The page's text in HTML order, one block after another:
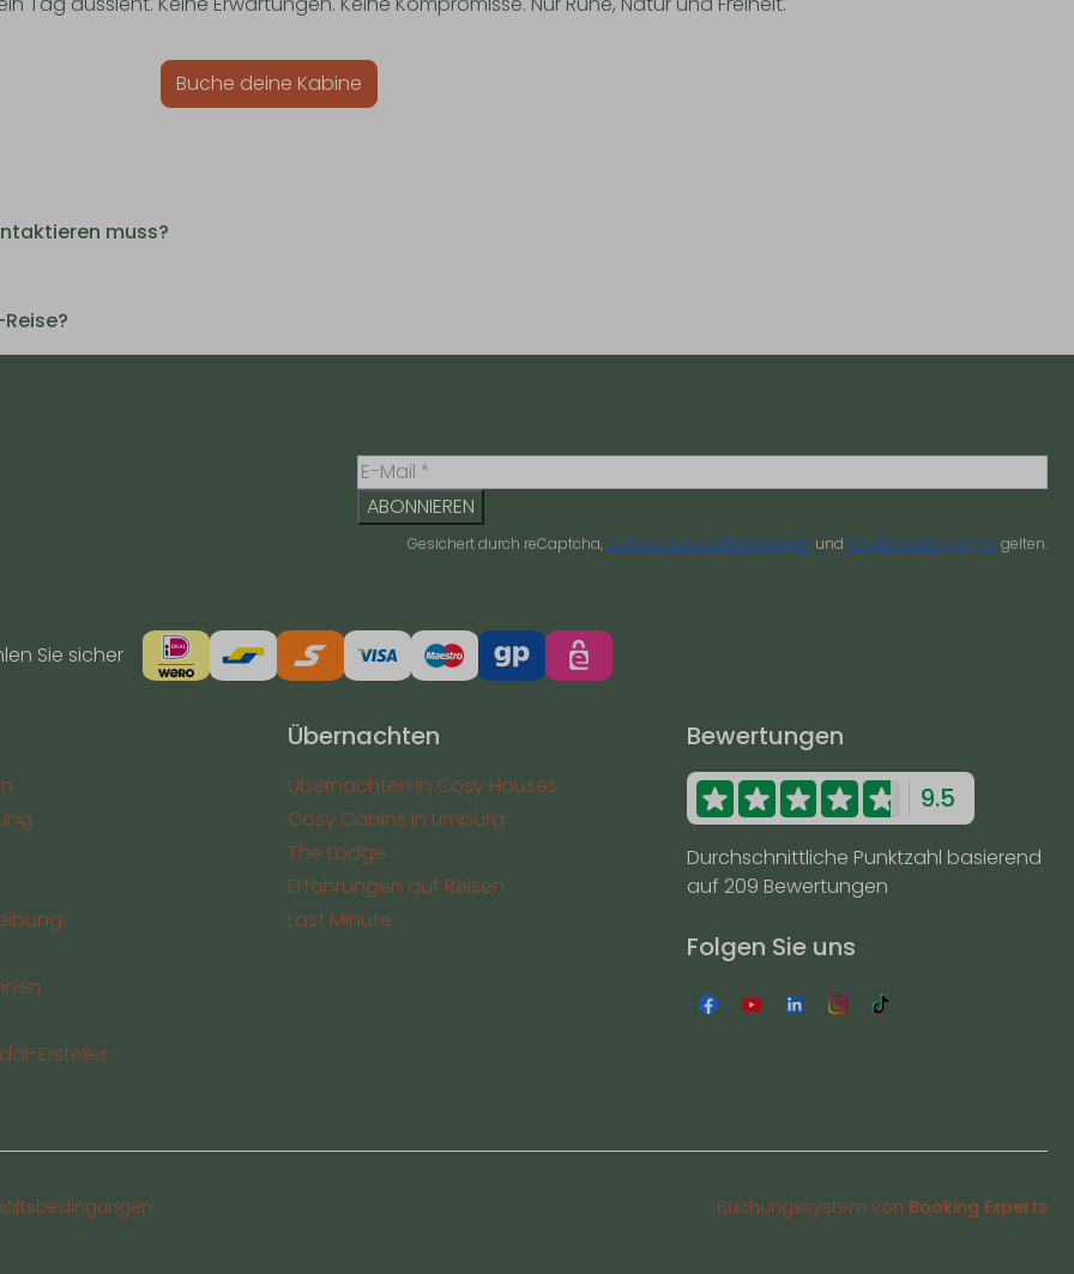
Buche deine Kabine
muss?
ABONNIEREN
Gesichert durch reCaptcha, Datenschutzbestimmungen und Servicebedingungen gelten.
Sie sicher
Ersteller
Übernachten
Übernachten in Cosy Houses
Cosy Cabins in Limburg
The Lodge
Erfahrungen auf Reisen
Last Minute
Bewertungen
9.5
Durchschnittliche Punktzahl basierend
auf 209 Bewertungen
Folgen Sie uns
Buchungssystem von Booking Experts